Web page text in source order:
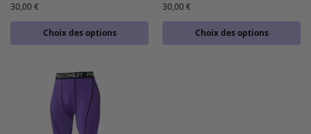
30,00€
Choix des options
30,00€
Choix des options